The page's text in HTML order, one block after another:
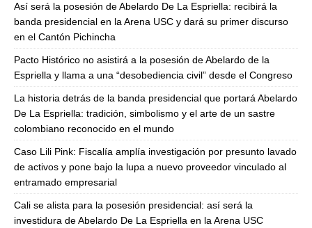
Así será la posesión de Abelardo De La Espriella: recibirá la
banda presidencial en la Arena USC y dará su primer discurso
en el Cantón Pichincha
Pacto Histórico no asistirá a la posesión de Abelardo de la
Espriella y llama a una “desobediencia civil” desde el Congreso
La historia detrás de la banda presidencial que portará Abelardo
De La Espriella: tradición, simbolismo y el arte de un sastre
colombiano reconocido en el mundo
Caso Lili Pink: Fiscalía amplía investigación por presunto lavado
de activos y pone bajo la lupa a nuevo proveedor vinculado al
entramado empresarial
Cali se alista para la posesión presidencial: así será la
investidura de Abelardo De La Espriella en la Arena USC